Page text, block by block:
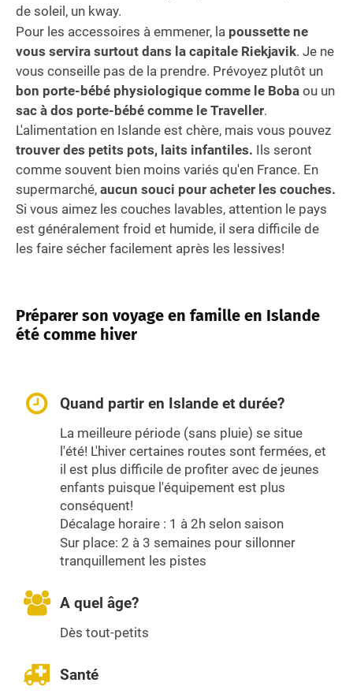
de soleil, un kway.
Pour les accessoires à emmener, la poussette ne
vous servira surtout dans la capitale Riekjavik. Je ne
vous conseille pas de la prendre. Prévoyez plutôt un
bon porte-bébé physiologique comme le Boba ou un
sac à dos porte-bébé comme le Traveller.
L'alimentation en Islande est chère, mais vous pouvez
trouver des petits pots, laits infantiles. Ils seront
comme souvent bien moins variés qu'en France. En
supermarché, aucun souci pour acheter les couches.
Si vous aimez les couches lavables, attention le pays
est généralement froid et humide, il sera difficile de
les faire sécher facilement après les lessives!
Préparer son voyage en famille en Islande
été comme hiver
Quand partir en Islande et durée?
La meilleure période (sans pluie) se situe
l'été! L'hiver certaines routes sont fermées, et
il est plus difficile de profiter avec de jeunes
enfants puisque l'équipement est plus
conséquent!
Décalage horaire : 1 à 2h selon saison
Sur place: 2 à 3 semaines pour sillonner
tranquillement les pistes
A quel âge?
Dès tout-petits
Santé